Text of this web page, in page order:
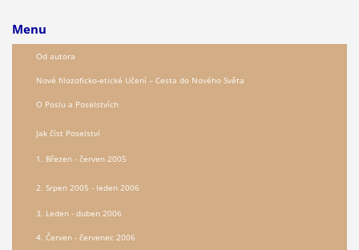
Menu
Od autora
Nové filozoficko-etické Učení – Сesta do Nového Světa
O Poslu a Poselstvích
Jak číst Poselství
1. Březen - červen 2005
2. Srpen 2005 - leden 2006
3. Leden - duben 2006
4. Červen - červenec 2006